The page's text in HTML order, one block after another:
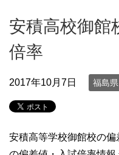
安積高校御館
倍率
2017年10月7日 福島県
安積高等学校御館校の